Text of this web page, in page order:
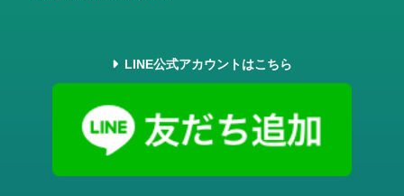
LINE公式アカウントはこちら